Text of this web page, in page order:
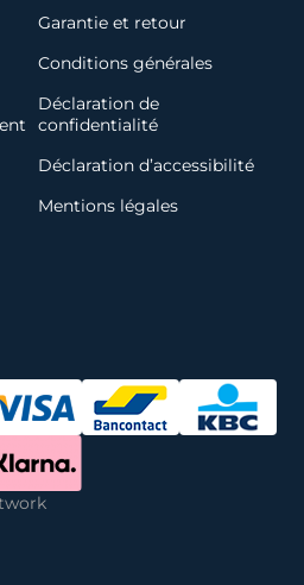
Garantie et retour
Conditions générales
Déclaration de
confidentialité
Déclaration d’accessibilité
Mentions légales